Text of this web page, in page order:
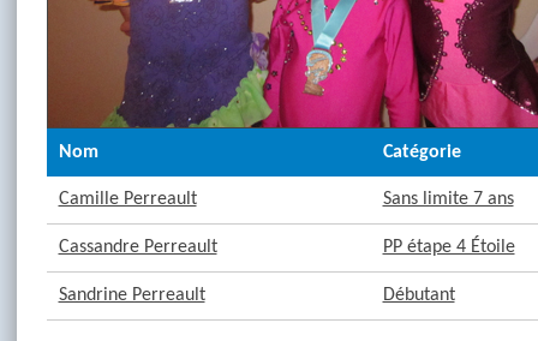
Nom Catégorie
Camille Perreault Sans limite 7 ans
Cassandre Perreault PP étape 4 Étoile
Sandrine Perreault Débutant